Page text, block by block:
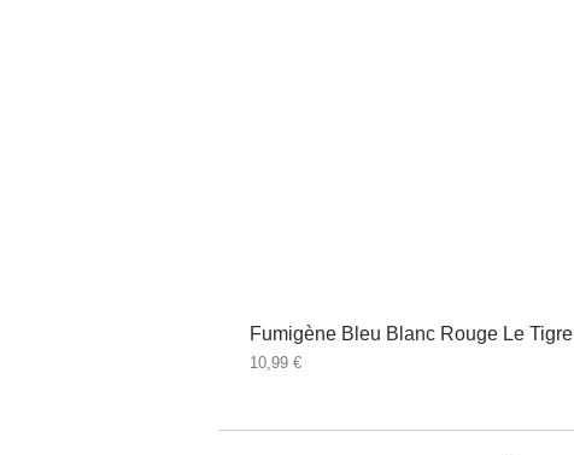
Fumigène Bleu Blanc Rouge Le Tigre
Prix
10,99 €